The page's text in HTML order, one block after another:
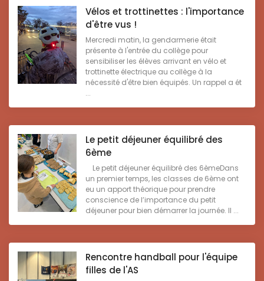
Vélos et trottinettes : l'importance
d'être vus !
Mercredi matin, la gendarmerie était
présente à l'entrée du collège pour
sensibiliser les élèves arrivant en vélo et
trottinette électrique au collège à la
nécessité d'être bien équipés. Un rappel a ét
...
Le petit déjeuner équilibré des
6ème
Le petit déjeuner équilibré des 6èmeDans
un premier temps, les classes de 6ème ont
eu un apport théorique pour prendre
conscience de l’importance du petit
déjeuner pour bien démarrer la journée. Il ...
Rencontre handball pour l'équipe
filles de l'AS